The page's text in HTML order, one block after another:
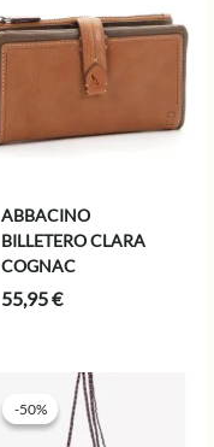
ABBACINO
BILLETERO CLARA
COGNAC
55,95€
-50%
-50%